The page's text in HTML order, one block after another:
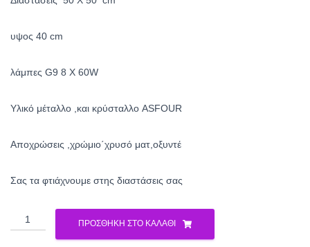
υψος 40 cm
λάμπες G9 8 X 60W
Υλικό μέταλλο ,και κρύσταλλο ASFOUR
Αποχρώσεις ,χρώμιο΄χρυσό ματ,οξυντέ
Σας τα φτιάχνουμε στης διαστάσεις σας
Πολύφωτο
κρυστάλλινο
ΠΡΟΣΘΉΚΗ ΣΤΟ ΚΑΛΆΘΙ